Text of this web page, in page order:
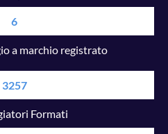
6
a marchio registrato
3257
Formati